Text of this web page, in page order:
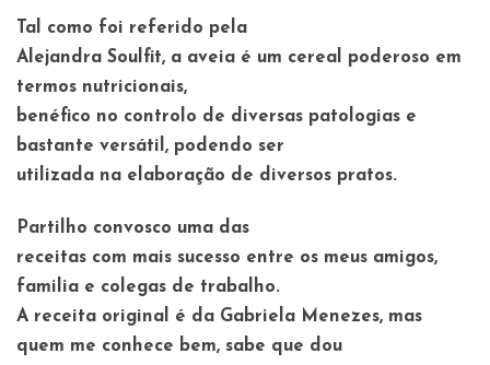
Tal como foi referido pela
Alejandra Soulfit, a aveia é um cereal poderoso em
termos nutricionais,
benéfico no controlo de diversas patologias e
bastante versátil, podendo ser
utilizada na elaboração de diversos pratos.
Partilho convosco uma das
receitas com mais sucesso entre os meus amigos,
familia e colegas de trabalho.
A receita original é da Gabriela Menezes, mas
quem me conhece bem, sabe que dou